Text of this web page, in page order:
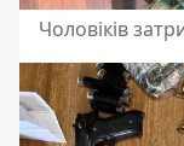
Чоловіків